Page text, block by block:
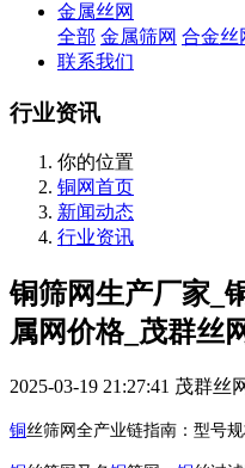
金属丝网
全部 金属筛网 合金丝
联系我们
行业资讯
你的位置
铜网首页
新闻动态
行业资讯
铜筛网生产厂家_
属网价格_茂群丝
2025-03-19 21:27:41 茂群丝
铜丝筛网全产业链指南：型号